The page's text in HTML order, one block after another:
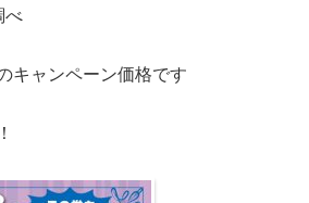
べ
キャンペーン価格です